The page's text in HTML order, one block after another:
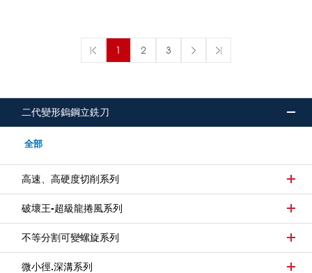
1 2 3
二代變形鎢鋼立銑刀
全部
高速、高硬度切削系列
破壞王-超級龍捲風系列
不等分割可變螺旋系列
微小徑.深溝系列